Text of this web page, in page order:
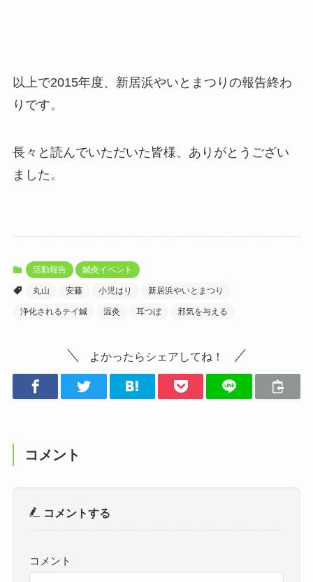
以上で2015年度、新居浜やいとまつりの報告終わ
りです。
長々と読んでいただいた皆様、ありがとうござい
ました。
活動報告 鍼灸イベント
丸山 安藤 小児はり 新居浜やいとまつり
浄化されるテイ鍼 温灸 耳つぼ 邪気を与える
よかったらシェアしてね！
コメント
コメントする
コメント